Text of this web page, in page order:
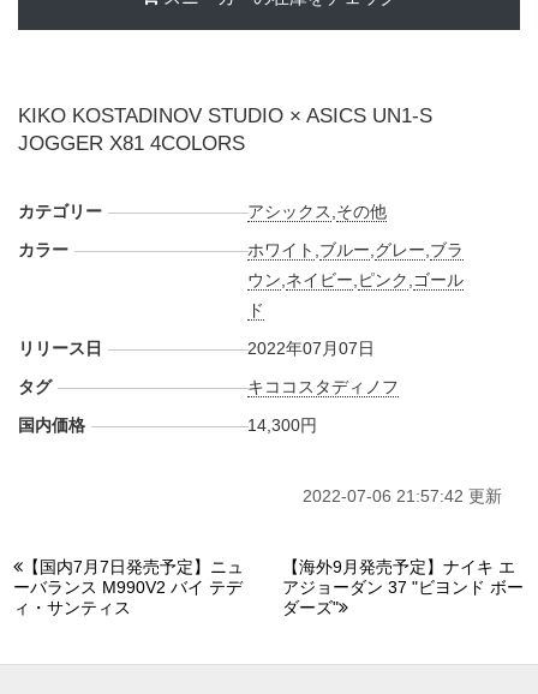
KIKO KOSTADINOV STUDIO × ASICS UN1-S
JOGGER X81 4COLORS
カテゴリー アシックス その他
カラー
ホワイト ブルー グレー ブラ
ウン ネイビー ピンク ゴール
ド
リリース日
2022年07月07日
タグ
キココスタディノフ
国内価格
14,300円
2022-07-06 21:57:42 更新
【国内7月7日発売予定】ニュ
ーバランス M990V2 バイ テデ
ィ・サンティス
【海外9月発売予定】ナイキ エ
アジョーダン 37 "ビヨンド ボー
ダーズ"